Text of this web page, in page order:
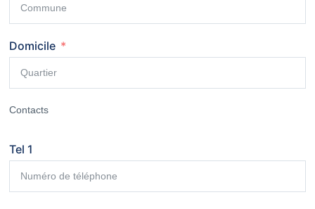
Domicile
Contacts
Tel 1